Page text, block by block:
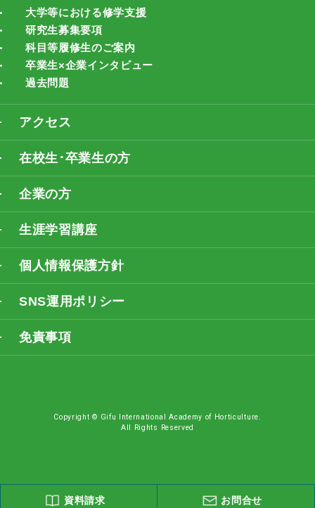
大学等における修学支援
研究生募集要項
科目等履修生のご案内
卒業生×企業インタビュー
過去問題
アクセス
在校生･卒業生の方
企業の方
生涯学習講座
個人情報保護方針
SNS運用ポリシー
免責事項
Copyright © Gifu International Academy of Horticulture.
All Rights Reserved
資料請求 お問合せ